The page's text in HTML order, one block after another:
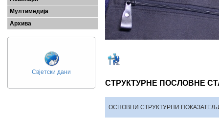
Мултимедија
Архива
Свјетски дани
СТРУКТУРНЕ ПОСЛОВНЕ
ОСНОВНИ СТРУКТУРНИ